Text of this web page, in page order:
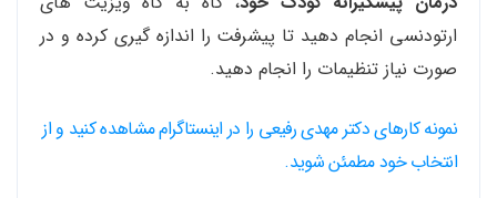
ارتودنسی انجام دهید تا پیشرفت را اندازه گیری کرده و در
صورت نیاز تنظیمات را انجام دهید.
نمونه کارهای دکتر مهدی رفیعی را در اینستاگرام مشاهده کنید و از
انتخاب خود مطمئن شوید.